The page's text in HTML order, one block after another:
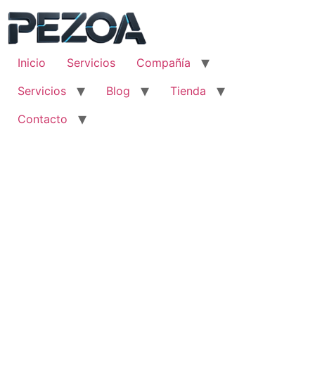
contenido
Inicio
Servicios
Compañía
Servicios
Blog
Tienda
Contacto